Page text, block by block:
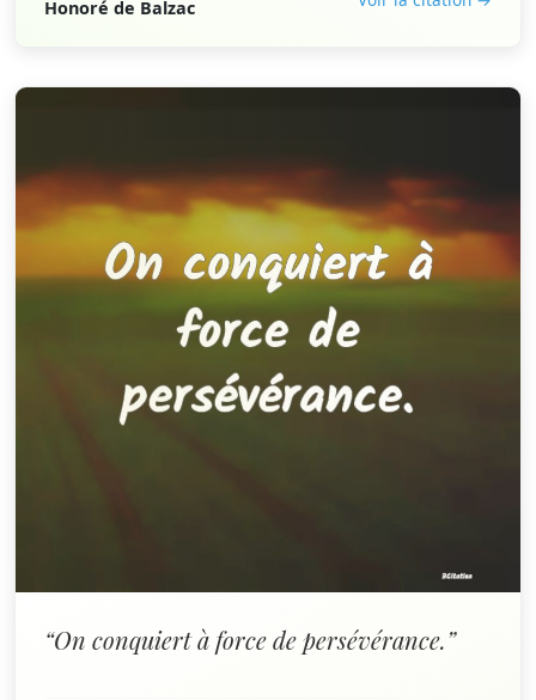
Honoré de Balzac
“On conquiert à force de persévérance.”